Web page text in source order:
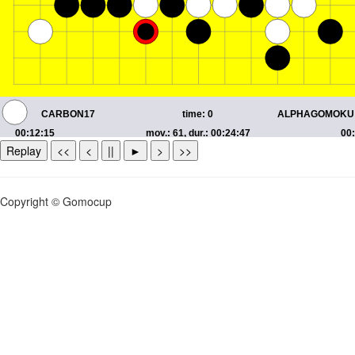
Replay << < || ► > >>
Copyright © Gomocup